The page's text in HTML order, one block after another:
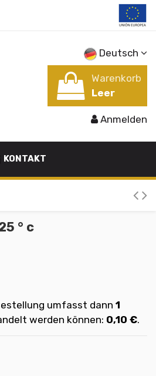
Deutsch
Warenkorb
Leer
Anmelden
KONTAKT
° c
umfasst dann 1
werden können: 0,10 €.